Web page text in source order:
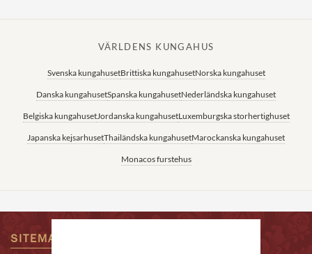
VÄRLDENS KUNGAHUS
Svenska kungahusetBrittiska kungahusetNorska kungahuset
Danska kungahusetSpanska kungahusetNederländska kungahuset
Belgiska kungahusetJordanska kungahusetLuxemburgska storhertighuset
Japanska kejsarhusetThailändska kungahusetMarockanska kungahuset
Monacos furstehus
SITEMAP